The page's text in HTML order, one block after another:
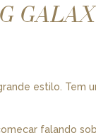
estilo. Tem
falando